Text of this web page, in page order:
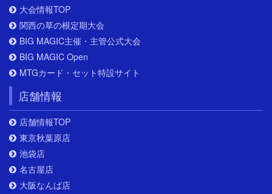
大会情報TOP
関西の草の根定期大会
BIG MAGIC主催・主管公式大会
BIG MAGIC Open
MTGカード・セット特設サイト
店舗情報
店舗情報TOP
東京秋葉原店
池袋店
名古屋店
大阪なんば店